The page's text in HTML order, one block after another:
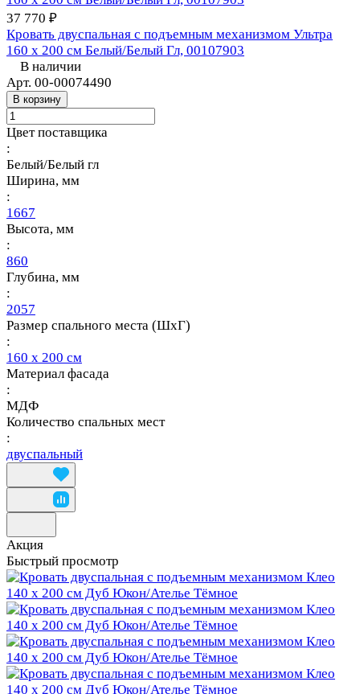
37 770 ₽
Кровать двуспальная с подъемным механизмом Ультра
160 х 200 см Белый/Белый Гл, 00107903
В наличии
Арт. 00-00074490
В корзину
Цвет поставщика
:
Белый/Белый гл
Ширина, мм
:
1667
Высота, мм
:
860
Глубина, мм
:
2057
Размер спального места (ШхГ)
:
160 х 200 см
Материал фасада
:
МДФ
Количество спальных мест
:
двуспальный
Акция
Быстрый просмотр